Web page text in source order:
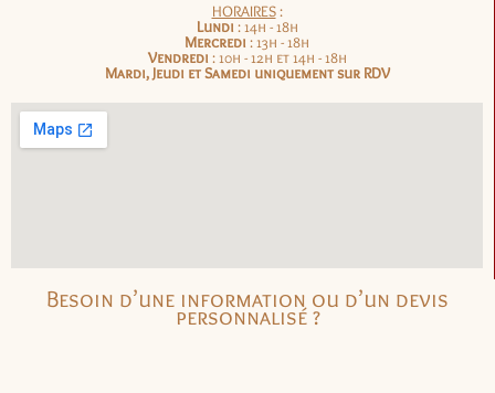
HORAIRES:
Lundi : 14h - 18h
Mercredi : 13h - 18h
Vendredi : 10h - 12h et 14h - 18h
Mardi, Jeudi et Samedi uniquement sur RDV
Besoin d’une information ou d’un devis
personnalisé ?